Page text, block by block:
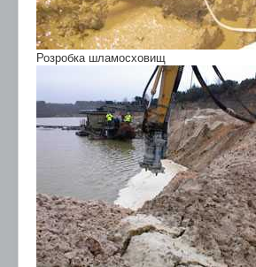
Розробка шламосховищ